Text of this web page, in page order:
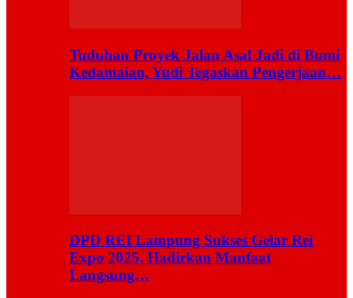
Tuduhan Proyek Jalan Asal Jadi di Bumi
Kedamaian, Yudi Tegaskan Pengerjaan…
DPD REI Lampung Sukses Gelar Rei
Expo 2025, Hadirkan Manfaat
Langsung…